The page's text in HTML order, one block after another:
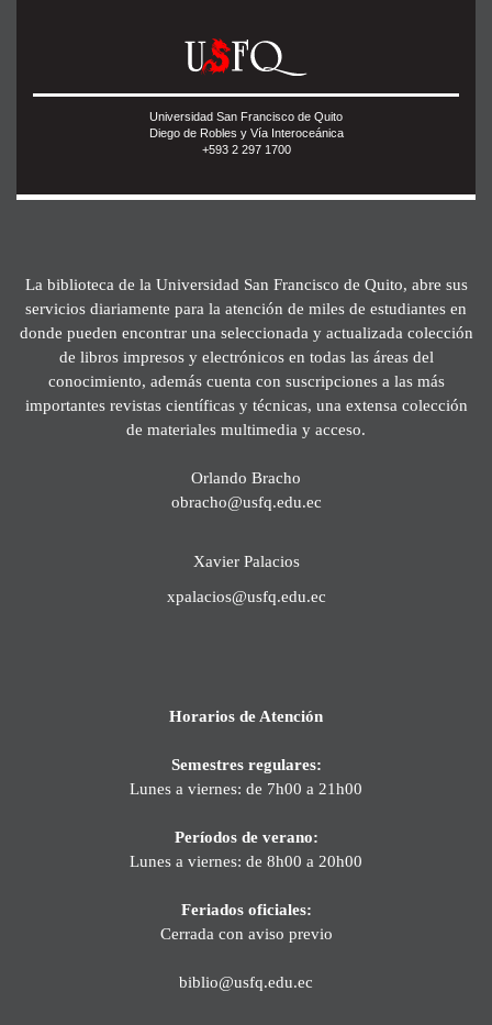
Universidad San Francisco de Quito
Diego de Robles y Vía Interoceánica
+593 2 297 1700
La biblioteca de la Universidad San Francisco de Quito, abre sus
servicios diariamente para la atención de miles de estudiantes en
donde pueden encontrar una seleccionada y actualizada colección
de libros impresos y electrónicos en todas las áreas del
conocimiento, además cuenta con suscripciones a las más
importantes revistas científicas y técnicas, una extensa colección
de materiales multimedia y acceso.
Orlando Bracho
obracho@usfq.edu.ec
Xavier Palacios
xpalacios@usfq.edu.ec
Horarios de Atención
Semestres regulares:
Lunes a viernes: de 7h00 a 21h00
Períodos de verano:
Lunes a viernes: de 8h00 a 20h00
Feriados oficiales:
Cerrada con aviso previo
biblio@usfq.edu.ec